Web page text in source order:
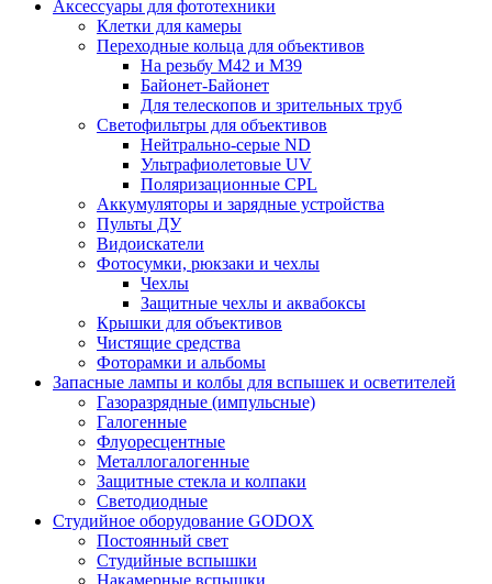
Аксессуары для фототехники
Клетки для камеры
Переходные кольца для объективов
На резьбу М42 и М39
Байонет-Байонет
Для телескопов и зрительных труб
Светофильтры для объективов
Нейтрально-серые ND
Ультрафиолетовые UV
Поляризационные CPL
Аккумуляторы и зарядные устройства
Пульты ДУ
Видоискатели
Фотосумки, рюкзаки и чехлы
Чехлы
Защитные чехлы и аквабоксы
Крышки для объективов
Чистящие средства
Фоторамки и альбомы
Запасные лампы и колбы для вспышек и осветителей
Газоразрядные (импульсные)
Галогенные
Флуоресцентные
Металлогалогенные
Защитные стекла и колпаки
Светодиодные
Студийное оборудование GODOX
Постоянный свет
Студийные вспышки
Накамерные вспышки